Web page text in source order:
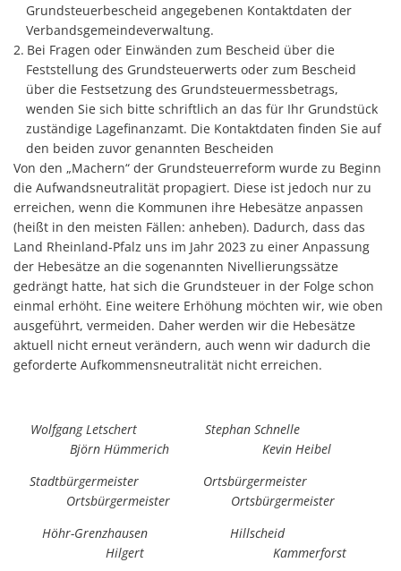
Grundsteuerbescheid angegebenen Kontaktdaten der
Verbandsgemeindeverwaltung.
Bei Fragen oder Einwänden zum Bescheid über die
Feststellung des Grundsteuerwerts oder zum Bescheid
über die Festsetzung des Grundsteuermessbetrags,
wenden Sie sich bitte schriftlich an das für Ihr Grundstück
zuständige Lagefinanzamt. Die Kontaktdaten finden Sie auf
den beiden zuvor genannten Bescheiden
Von den „Machern“ der Grundsteuerreform wurde zu Beginn
die Aufwandsneutralität propagiert. Diese ist jedoch nur zu
erreichen, wenn die Kommunen ihre Hebesätze anpassen
(heißt in den meisten Fällen: anheben). Dadurch, dass das
Land Rheinland-Pfalz uns im Jahr 2023 zu einer Anpassung
der Hebesätze an die sogenannten Nivellierungssätze
gedrängt hatte, hat sich die Grundsteuer in der Folge schon
einmal erhöht. Eine weitere Erhöhung möchten wir, wie oben
ausgeführt, vermeiden. Daher werden wir die Hebesätze
aktuell nicht erneut verändern, auch wenn wir dadurch die
geforderte Aufkommensneutralität nicht erreichen.
Wolfgang Letschert Stephan Schnelle
Björn Hümmerich Kevin Heibel
Stadtbürgermeister Ortsbürgermeister
Ortsbürgermeister Ortsbürgermeister
Höhr-Grenzhausen Hillscheid
Hilgert Kammerforst